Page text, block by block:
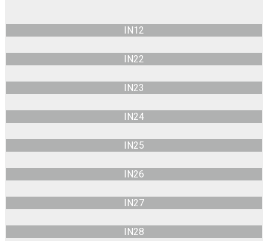
IN12
IN22
IN23
IN24
IN25
IN26
IN27
IN28